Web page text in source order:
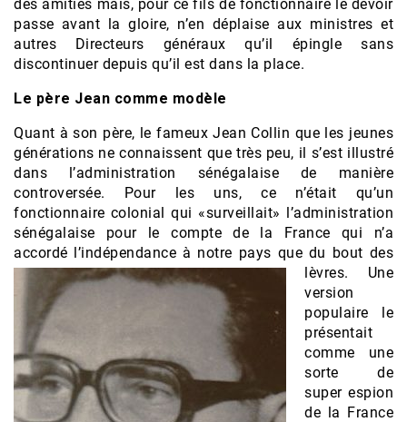
des amitiés mais, pour ce fils de fonctionnaire le devoir
passe avant la gloire, n’en déplaise aux ministres et
autres Directeurs généraux qu’il épingle sans
discontinuer depuis qu’il est dans la place.
Le père Jean comme modèle
Quant à son père, le fameux Jean Collin que les jeunes
générations ne connaissent que très peu, il s’est illustré
dans l’administration sénégalaise de manière
controversée. Pour les uns, ce n’était qu’un
fonctionnaire colonial qui «surveillait» l’administration
sénégalaise pour le compte de la France qui n’a
accordé l’indépendance à notre pays que du bout des
lèvres. Une
version
populaire le
présentait
comme une
sorte de
super espion
de la France